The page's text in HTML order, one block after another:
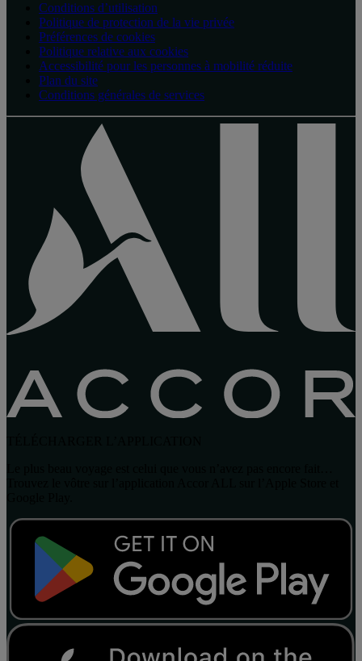
Conditions d’utilisation
Politique de protection de la vie privée
Préférences de cookies
Politique relative aux cookies
Accessibilité pour les personnes à mobilité réduite
Plan du site
Conditions générales de services